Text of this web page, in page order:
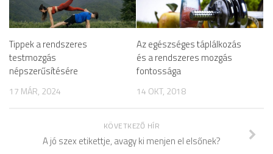
Tippek a rendszeres
testmozgás
népszerűsítésére
17 MÁR, 2024
Az egészséges táplálkozás
és a rendszeres mozgás
fontossága
14 OKT, 2018
KÖVETKEZŐ HÍR
A jó szex etikettje, avagy ki menjen el elsőnek?